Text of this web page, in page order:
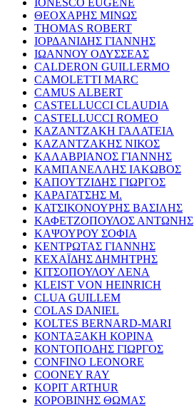
ΘΕΟΧΑΡΗΣ ΜΙΝΩΣ
THOMAS ROBERT
ΙΟΡΔΑΝΙΔΗΣ ΓΙΑΝΝΗΣ
ΙΩΑΝΝΟΥ ΟΔΥΣΣΕΑΣ
CALDERON GUILLERMO
CAMOLETTI MARC
CAMUS ALBERT
CASTELLUCCI CLAUDIA
CASTELLUCCI ROMEO
ΚΑΖΑΝΤΖΑΚΗ ΓΑΛΑΤΕΙΑ
ΚΑΖΑΝΤΖΑΚΗΣ ΝΙΚΟΣ
ΚΑΛΑΒΡΙΑΝΟΣ ΓΙΑΝΝΗΣ
ΚΑΜΠΑΝΕΛΛΗΣ ΙΑΚΩΒΟΣ
ΚΑΠΟΥΤΖΙΔΗΣ ΓΙΩΡΓΟΣ
ΚΑΡΑΓΑΤΣΗΣ Μ.
ΚΑΤΣΙΚΟΝΟΥΡΗΣ ΒΑΣΙΛΗΣ
ΚΑΦΕΤΖΟΠΟΥΛΟΣ ΑΝΤΩΝΗΣ
ΚΑΨΟΥΡΟΥ ΣΟΦΙΑ
ΚΕΝΤΡΩΤΑΣ ΓΙΑΝΝΗΣ
ΚΕΧΑΪΔΗΣ ΔΗΜΗΤΡΗΣ
ΚΙΤΣΟΠΟΥΛΟΥ ΛΕΝΑ
KLEIST VON HEINRICH
CLUA GUILLEM
COLAS DANIEL
KOLTES BERNARD-MARI
ΚΟΝΤΑΞΑΚΗ ΚΟΡΙΝΑ
ΚΟΝΤΟΠΟΔΗΣ ΓΙΩΡΓΟΣ
CONFINO LEONORE
COONEY RAY
KOPIT ARTHUR
ΚΟΡΟΒΙΝΗΣ ΘΩΜΑΣ